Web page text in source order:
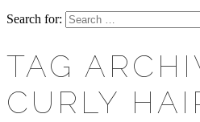
Search for:
TAG
CURLY